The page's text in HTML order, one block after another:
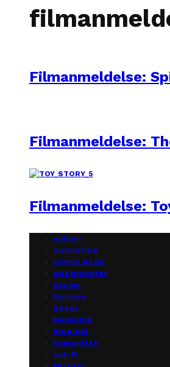
Filmanmeldelse:
Filmanmeldelse:
Filmanmeldelse:
action
animation
comic book
dokumentar
drama
fantasy
gyser
komedie
musical
romantisk
sci-fi